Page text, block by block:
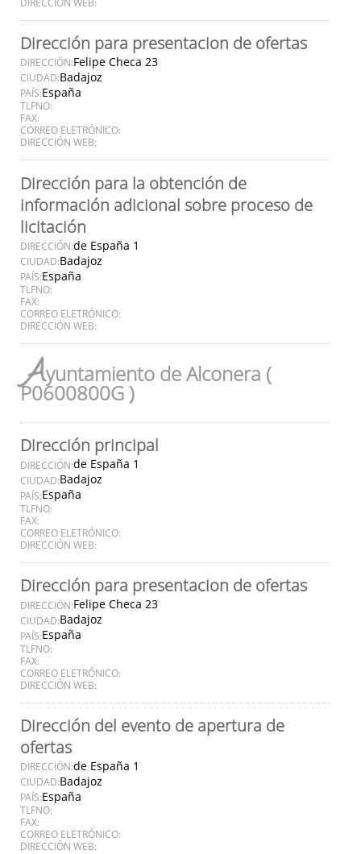
Dirección para presentacion de ofertas
DIRECCIÓN:Felipe Checa 23
CIUDAD:Badajoz
PAÍS:España
TLFNO:
FAX:
CORREO ELETRÓNICO:
DIRECCIÓN WEB:
Dirección para la obtención de
información adicional sobre proceso de
licitación
DIRECCIÓN:de España 1
CIUDAD:Badajoz
PAÍS:España
TLFNO:
FAX:
CORREO ELETRÓNICO:
DIRECCIÓN WEB:
Ayuntamiento de Alconera (
P0600800G )
Dirección principal
DIRECCIÓN:de España 1
CIUDAD:Badajoz
PAÍS:España
TLFNO:
FAX:
CORREO ELETRÓNICO:
DIRECCIÓN WEB:
Dirección para presentacion de ofertas
DIRECCIÓN:Felipe Checa 23
CIUDAD:Badajoz
PAÍS:España
TLFNO:
FAX:
CORREO ELETRÓNICO:
DIRECCIÓN WEB:
Dirección del evento de apertura de
ofertas
DIRECCIÓN:de España 1
CIUDAD:Badajoz
PAÍS:España
TLFNO:
FAX:
CORREO ELETRÓNICO:
DIRECCIÓN WEB: